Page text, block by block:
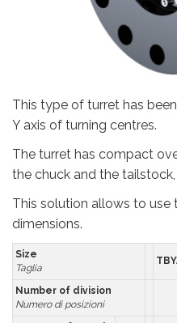
This type of turret has
Y axis of turning centres.
The turret has compact
the chuck and the
This solution allows to
dimensions.
Size
Taglia
Number of division
Numero di posizioni